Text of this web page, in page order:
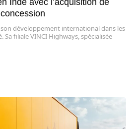
développement international dans les
filiale VINCI Highways, spécialisée